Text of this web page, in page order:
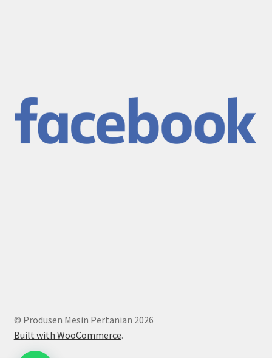
© Produsen Mesin Pertanian 2026
Built with WooCommerce.